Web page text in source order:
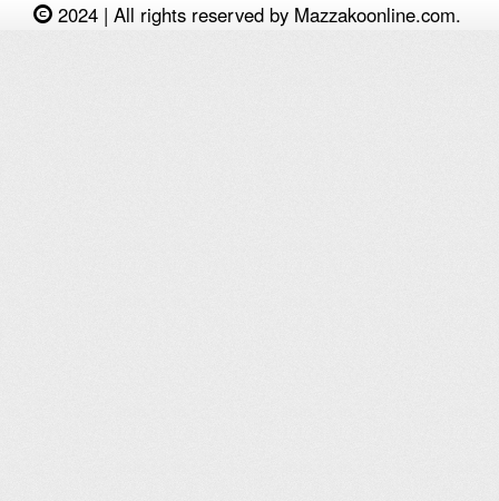
2024 | All rights reserved by Mazzakoonline.com.